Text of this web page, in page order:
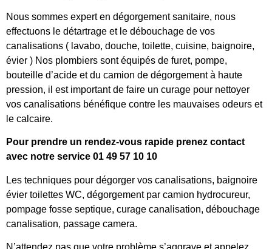
Nous sommes expert en dégorgement sanitaire, nous
effectuons le détartrage et le débouchage de vos
canalisations ( lavabo, douche, toilette, cuisine, baignoire,
évier ) Nos plombiers sont équipés de furet, pompe,
bouteille d’acide et du camion de dégorgement à haute
pression, il est important de faire un curage pour nettoyer
vos canalisations bénéfique contre les mauvaises odeurs et
le calcaire.
Pour prendre un rendez-vous rapide prenez contact
avec notre service 01 49 57 10 10
Les techniques pour dégorger vos canalisations, baignoire
évier toilettes WC, dégorgement par camion hydrocureur,
pompage fosse septique, curage canalisation, débouchage
canalisation, passage camera.
N’attendez pas que votre problème s’aggrave et appelez